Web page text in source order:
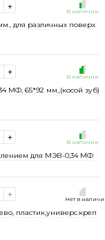
для различных поверх
В наличии
МФ, 65*92 мм.,(косой зуб)
В наличии
для МЭВ-0,34 МФ
В наличии
пластик,универс.креп
Нет в